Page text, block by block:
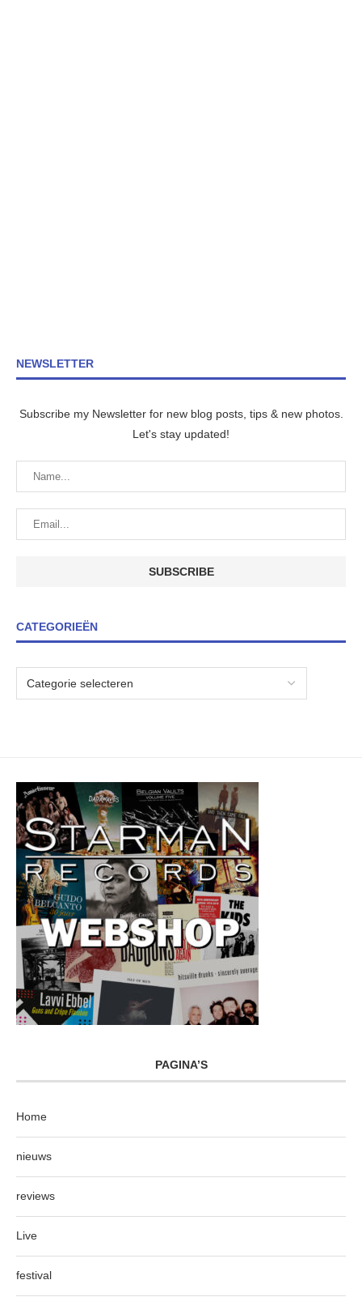
NEWSLETTER
Subscribe my Newsletter for new blog posts, tips & new photos.
Let's stay updated!
CATEGORIEËN
PAGINA’S
Home
nieuws
reviews
Live
festival